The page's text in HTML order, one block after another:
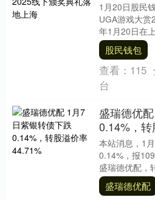
1月20日股民
UGA游戏大
年1月20日在
戏媒体联合主
颁....
股民钱包
查看： 115
台
盛瑞德优
0.14%，
本站消息，1
0.14%，报
盛瑞德优配，
示，紫银转债
盛瑞德优配